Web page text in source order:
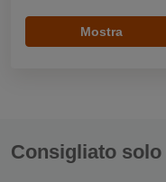
Mostra
Consigliato solo